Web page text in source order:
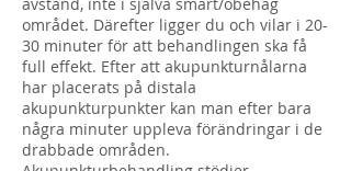
området. Därefter ligger du och vilar i 20-
30 minuter för att behandlingen ska få
full effekt. Efter att akupunkturnålarna
har placerats på distala
akupunkturpunkter kan man efter bara
några minuter uppleva förändringar i de
drabbade områden.